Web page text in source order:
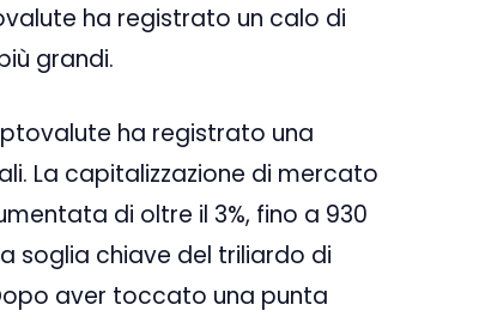
ha registrato un calo di
grandi.
ha registrato una
La capitalizzazione di mercato
di oltre il 3%, fino a 930
soglia chiave del triliardo di
aver toccato una punta